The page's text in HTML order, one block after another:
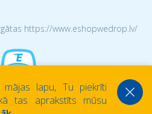
https://www.eshopwedrop.lv/
mājas lapu, Tu piekrīti
tas aprakstīts mūsu